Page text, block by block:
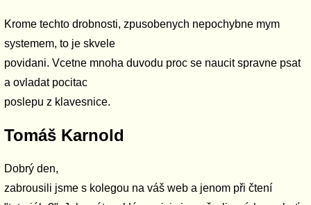
Krome techto drobnosti, zpusobenych nepochybne mym
systemem, to je skvele
povidani. Vcetne mnoha duvodu proc se naucit spravne psat
a ovladat pocitac
poslepu z klavesnice.
Tomáš Karnold
Dobrý den,
zabrousili jsme s kolegou na váš web a jenom při čtení